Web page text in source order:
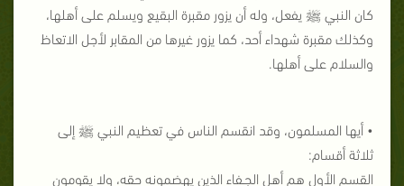
كان النبي ﷺ يفعل، وله أن يزور مقبرة البقيع ويسلم على أهلها،
وكذلك مقبرة شهداء أحد، كما يزور غيرها من المقابر لأجل الاتعاظ
والسلام على أهلها.
• أيها المسلمون، وقد انقسم الناس في تعظيم النبي ﷺ إلى
ثلاثة أقسام:
القسم الأول هم أهل الجـفاء الذين يهضمونه حقه، ولا يقومون